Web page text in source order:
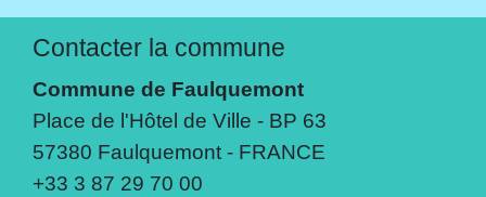
Contacter la commune
Commune de Faulquemont
Place de l'Hôtel de Ville - BP 63
57380 Faulquemont - FRANCE
+33 3 87 29 70 00